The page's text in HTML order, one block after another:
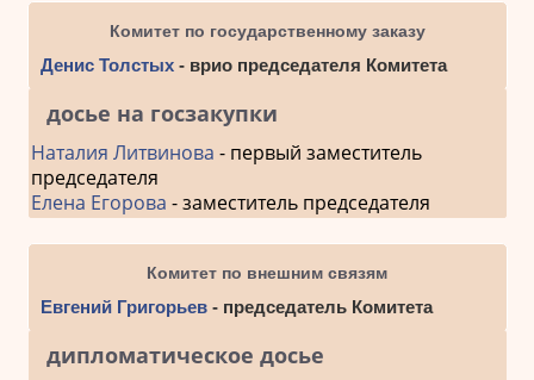
Комитет по государственному заказу
Денис Толстых- врио председателя Комитета
досье на госзакупки
Наталия Литвинова - первый заместитель
председателя
Елена Егорова - заместитель председателя
Комитет по внешним связям
Евгений Григорьев- председатель Комитета
дипломатическое досье